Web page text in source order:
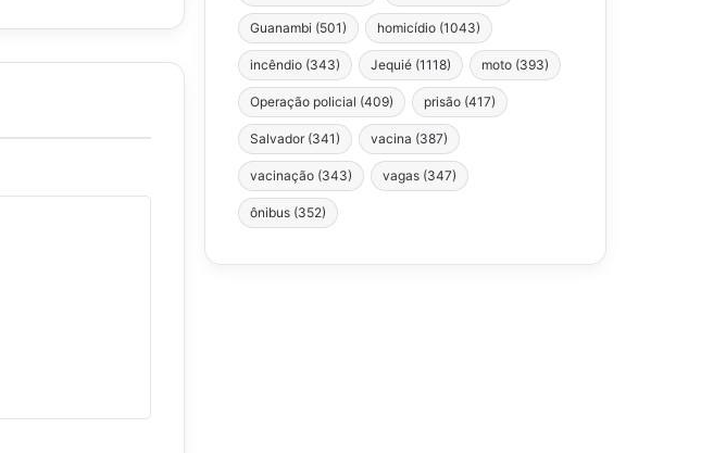
Guanambi (501) homicídio (1043)
incêndio (343) Jequié (1118) moto (393)
Operação policial (409) prisão (417)
Salvador (341) vacina (387)
vacinação (343) vagas (347)
ônibus (352)